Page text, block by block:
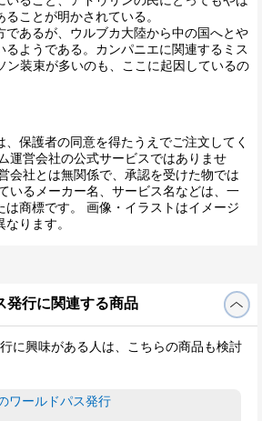
ことが明かされている。
であるが、ウルブカ大陸から中の国へとや
るようである。カンパニエに関連するミス
ン装束が多いのも、ここに起因しているの
保護者の同意を得たうえでご注文してく
運営会社の公式サービスではありませ
会社とは無関係で、承認を受けた物では
いるメーカー名、サービス名などは、一
は商標です。 画像・イラストはイメージ
ります。
発行に関連する商品
に興味がある人は、こちらの商品も検討
ワールドパス発行